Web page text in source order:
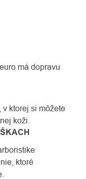
má dopravu
ktorej si môžete
koži.
ktoré